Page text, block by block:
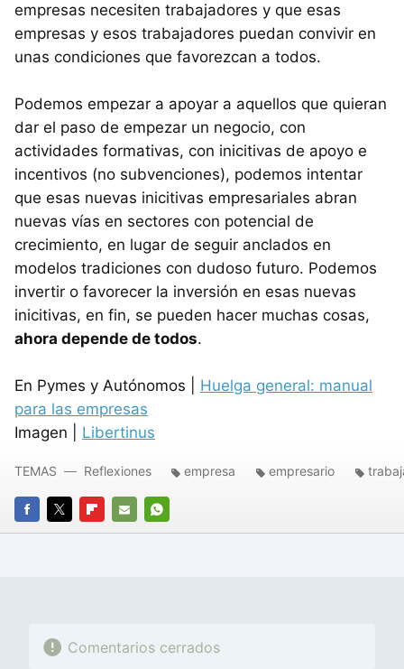
empresas necesiten trabajadores y que esas
empresas y esos trabajadores puedan convivir en
unas condiciones que favorezcan a todos.
Podemos empezar a apoyar a aquellos que quieran
dar el paso de empezar un negocio, con
actividades formativas, con inicitivas de apoyo e
incentivos (no subvenciones), podemos intentar
que esas nuevas inicitivas empresariales abran
nuevas vías en sectores con potencial de
crecimiento, en lugar de seguir anclados en
modelos tradiciones con dudoso futuro. Podemos
invertir o favorecer la inversión en esas nuevas
inicitivas, en fin, se pueden hacer muchas cosas,
ahora depende de todos.
En Pymes y Autónomos | Huelga general: manual
para las empresas
Imagen | Libertinus
FACEBOOK
TWITTERFLIPBOARD
E-
WHATSAPP
TEMAS Reflexiones empresa empresario
Comentarios cerrados